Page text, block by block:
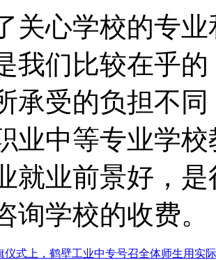
关心学校的专
我们比较在乎
承受的负担不
业中等专业学
就业前景好，
询学校的收费。
仪式上，鹤壁工业中专号召全体师生用实